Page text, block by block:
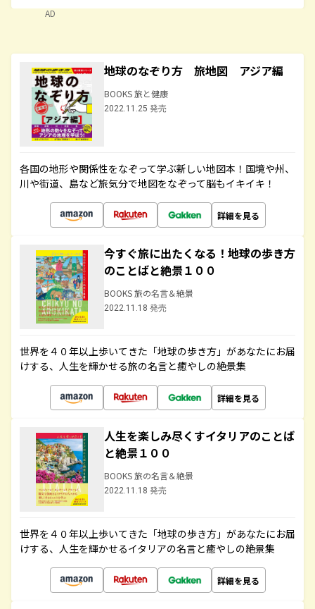
AD
地球のなぞり方 旅地図 アジア編
BOOKS 旅と健康
2022.11.25 発売
各国の地形や関係性をなぞって学ぶ新しい地図本！国境や州、
川や街道、島など旅気分で地図をなぞって脳もイキイキ！
詳細を見る
今すぐ旅に出たくなる！地球の歩き方
のことばと絶景１００
BOOKS 旅の名言＆絶景
2022.11.18 発売
世界を４０年以上歩いてきた「地球の歩き方」があなたにお届
けする、人生を輝かせる旅の名言と癒やしの絶景集
詳細を見る
人生を楽しみ尽くすイタリアのことば
と絶景１００
BOOKS 旅の名言＆絶景
2022.11.18 発売
世界を４０年以上歩いてきた「地球の歩き方」があなたにお届
けする、人生を輝かせるイタリアの名言と癒やしの絶景集
詳細を見る